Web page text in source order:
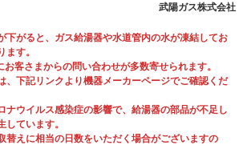
武陽ガス株式会社
下がると、ガス給湯器や水道管内の水が凍結してお
す。
客さまからの問い合わせが多数寄せられます。
、下記リンクより機器メーカーページでご確認くだ
ナウイルス感染症の影響で、給湯器の部品が不足し
ています。
替えに相当の日数をいただく場合がございますの